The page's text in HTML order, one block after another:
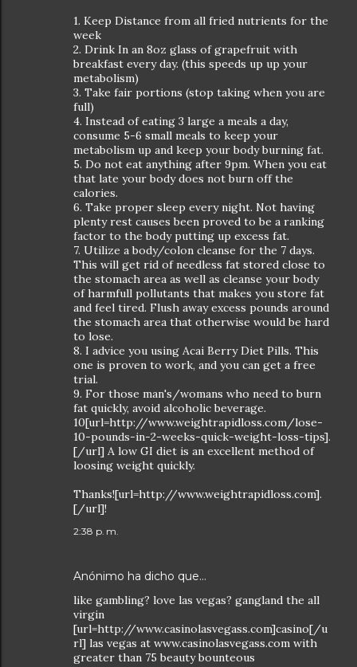
1. Keep Distance from all fried nutrients for the
week
2. Drink In an 8oz glass of grapefruit with
breakfast every day. (this speeds up up your
metabolism)
3. Take fair portions (stop taking when you are
full)
4. Instead of eating 3 large a meals a day,
consume 5-6 small meals to keep your
metabolism up and keep your body burning fat.
5. Do not eat anything after 9pm. When you eat
that late your body does not burn off the
calories.
6. Take proper sleep every night. Not having
plenty rest causes been proved to be a ranking
factor to the body putting up excess fat.
7. Utilize a body/colon cleanse for the 7 days.
This will get rid of needless fat stored close to
the stomach area as well as cleanse your body
of harmfull pollutants that makes you store fat
and feel tired. Flush away excess pounds around
the stomach area that otherwise would be hard
to lose.
8. I advice you using Acai Berry Diet Pills. This
one is proven to work, and you can get a free
trial.
9. For those man's/womans who need to burn
fat quickly, avoid alcoholic beverage.
10[url=http://www.weightrapidloss.com/lose-
10-pounds-in-2-weeks-quick-weight-loss-tips].
[/url] A low GI diet is an excellent method of
loosing weight quickly.
Thanks![url=http://www.weightrapidloss.com].
[/url]!
2:38 p. m.
Anónimo ha dicho que…
like gambling? love las vegas? gangland the all
virgin
[url=http://www.casinolasvegass.com]casino[/u
rl] las vegas at www.casinolasvegass.com with
greater than 75 beauty bounteous